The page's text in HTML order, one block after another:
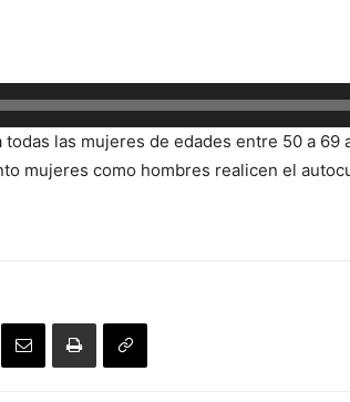
las mujeres de edades entre 50 a 69
mujeres como hombres realicen el